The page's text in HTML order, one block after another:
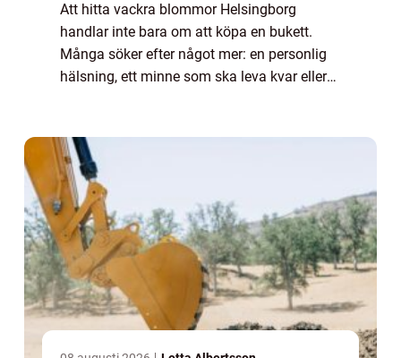
Att hitta vackra blommor Helsingborg
handlar inte bara om att köpa en bukett.
Många söker efter något mer: en personlig
hälsning, ett minne som ska leva kvar eller